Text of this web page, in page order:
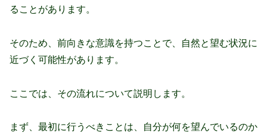
ることがあります。
そのため、前向きな意識を持つことで、自然と望む状況に
近づく可能性があります。
ここでは、その流れについて説明します。
まず、最初に行うべきことは、自分が何を望んでいるのか